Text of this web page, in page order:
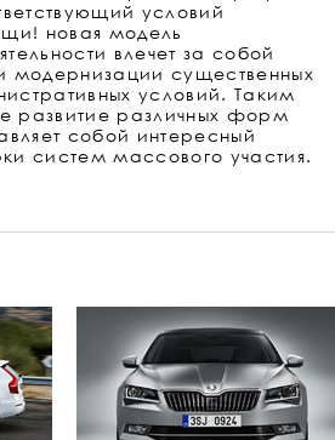
условий
новая модель
влечет за собой
модернизации существенных
условий. Таким
развитие различных форм
собой интересный
систем массового участия.